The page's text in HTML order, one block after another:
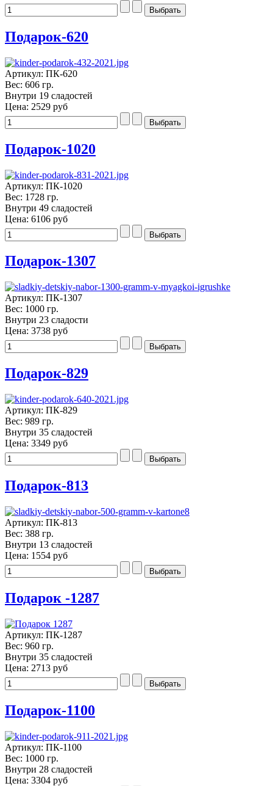
Подарок-620
Артикул: ПК-620
Вес: 606 гр.
Внутри 19 сладостей
Цена: 2529 руб
Подарок-1020
Артикул: ПК-1020
Вес: 1728 гр.
Внутри 49 сладостей
Цена: 6106 руб
Подарок-1307
Артикул: ПК-1307
Вес: 1000 гр.
Внутри 23 сладости
Цена: 3738 руб
Подарок-829
Артикул: ПК-829
Вес: 989 гр.
Внутри 35 сладостей
Цена: 3349 руб
Подарок-813
Артикул: ПК-813
Вес: 388 гр.
Внутри 13 сладостей
Цена: 1554 руб
Подарок -1287
Артикул: ПК-1287
Вес: 960 гр.
Внутри 35 сладостей
Цена: 2713 руб
Подарок-1100
Артикул: ПК-1100
Вес: 1000 гр.
Внутри 28 сладостей
Цена: 3304 руб